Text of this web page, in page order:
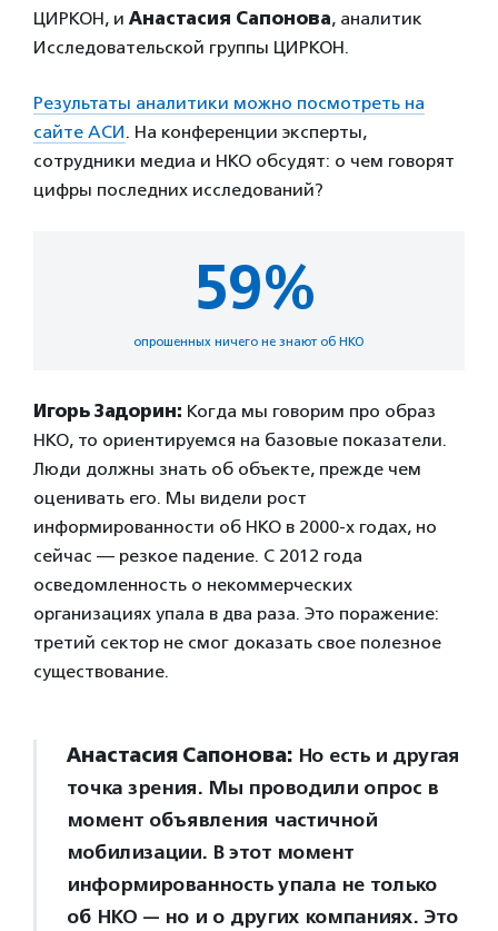
ЦИРКОН, и Анастасия Сапонова, аналитик
Исследовательской группы ЦИРКОН.
Результаты аналитики можно посмотреть на
сайте АСИ. На конференции эксперты,
сотрудники медиа и НКО обсудят: о чем говорят
цифры последних исследований?
59%
опрошенных ничего не знают об НКО
Игорь Задорин: Когда мы говорим про образ
НКО, то ориентируемся на базовые показатели.
Люди должны знать об объекте, прежде чем
оценивать его. Мы видели рост
информированности об НКО в 2000-х годах, но
сейчас — резкое падение. С 2012 года
осведомленность о некоммерческих
организациях упала в два раза. Это поражение:
третий сектор не смог доказать свое полезное
существование.
Анастасия Сапонова: Но есть и другая
точка зрения. Мы проводили опрос в
момент объявления частичной
мобилизации. В этот момент
информированность упала не только
об НКО — но и о других компаниях. Это